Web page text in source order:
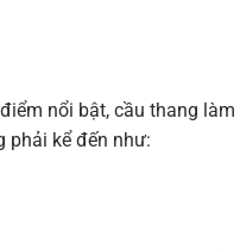
nổi bật, cầu thang làm
phải kể đến như: